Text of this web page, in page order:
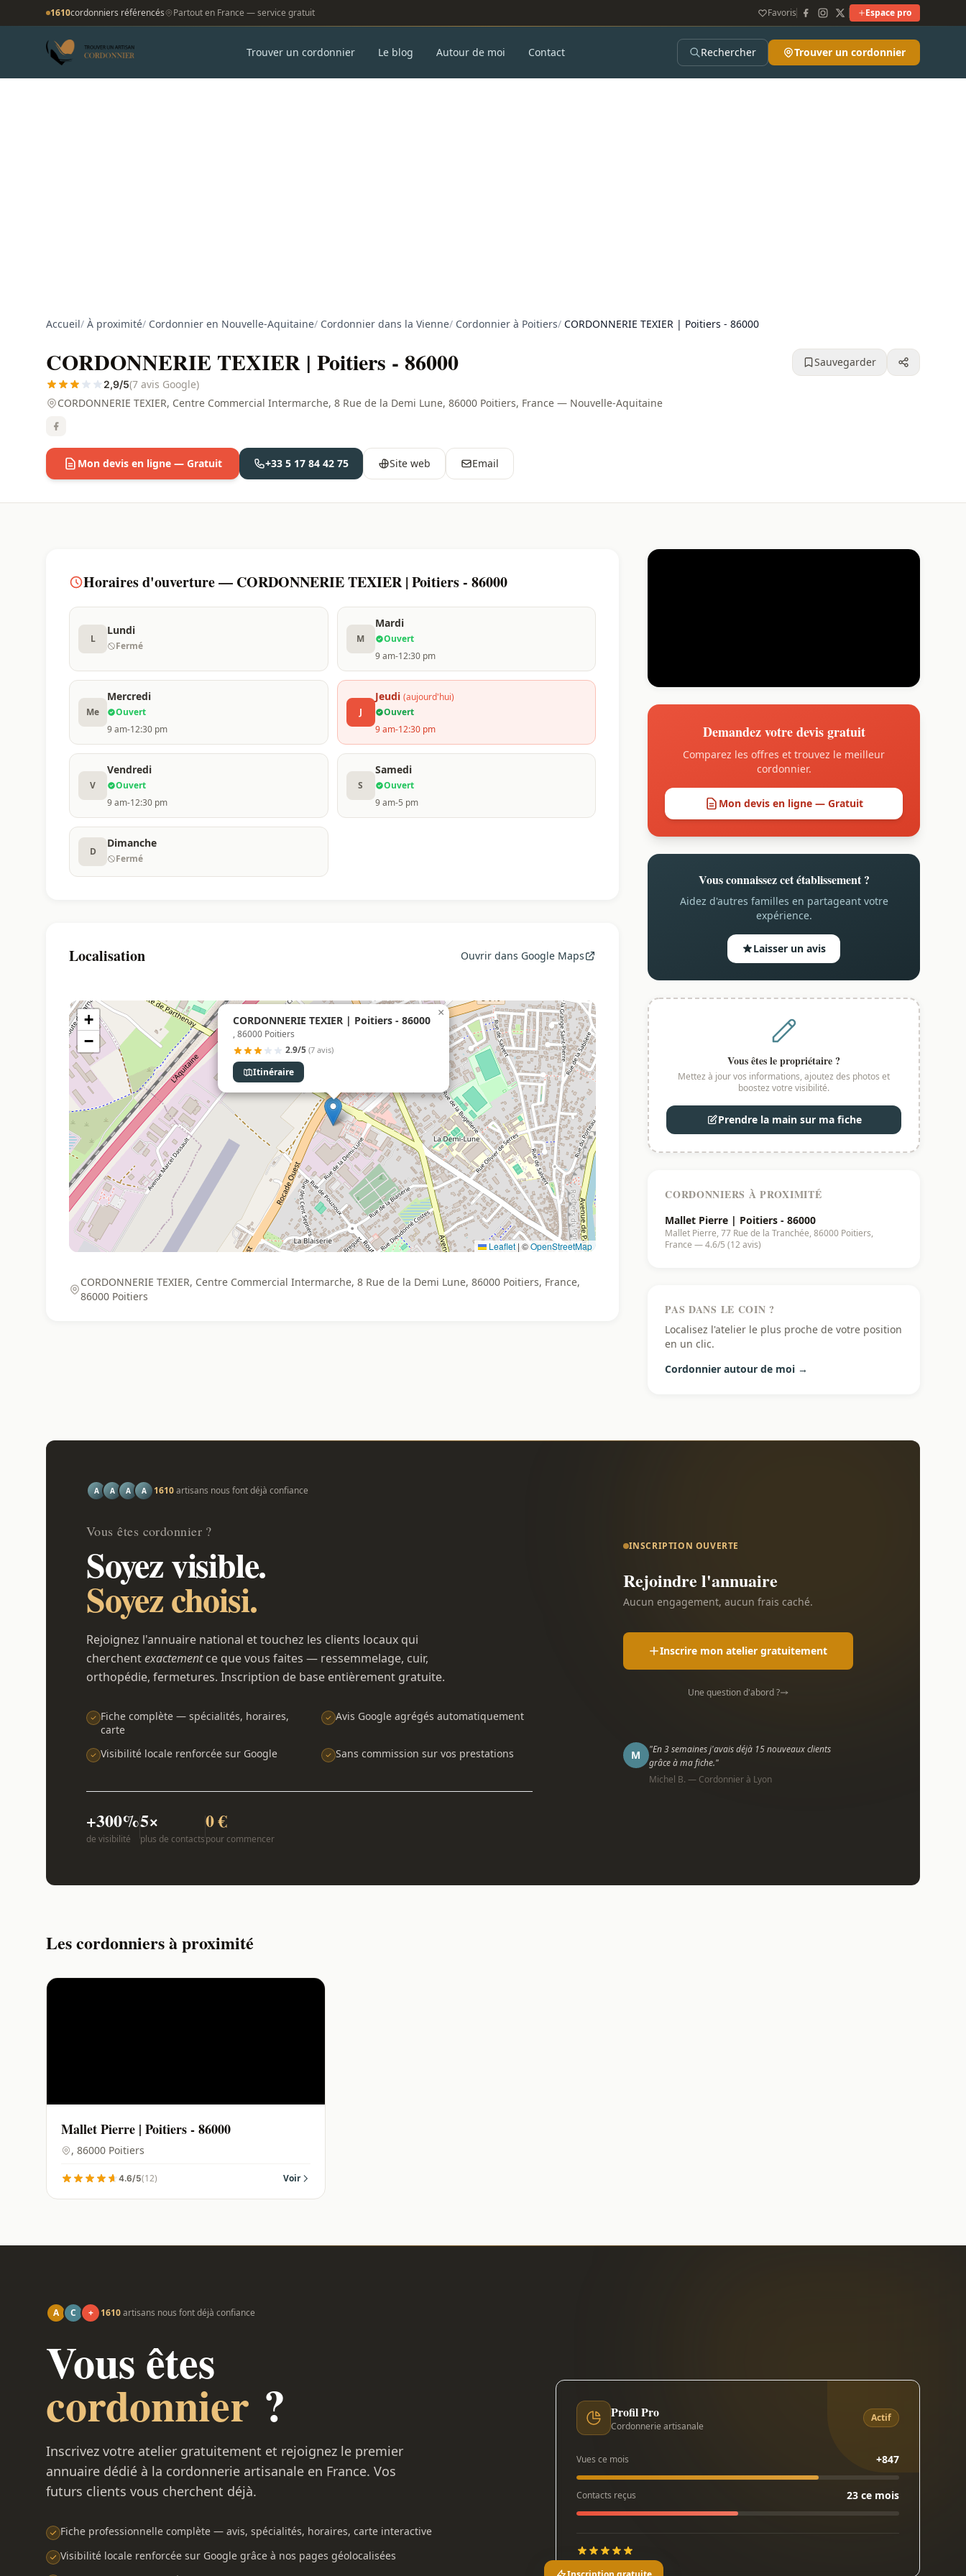
1610cordonniers référencés Partout en France — service gratuit Favoris Espace pro
Trouver un cordonnier Le blog Autour de moi Contact Rechercher Trouver un cordonnier
Accueil/ À proximité/ Cordonnier en Nouvelle-Aquitaine/ Cordonnier dans la Vienne/ Cordonnier à Poitiers/ CORDONNERIE TEXIER | Poitiers - 86000
CORDONNERIE TEXIER | Poitiers - 86000
2,9/5(7 avis Google)
CORDONNERIE TEXIER, Centre Commercial Intermarche, 8 Rue de la Demi Lune, 86000 Poitiers, France — Nouvelle-Aquitaine
Sauvegarder
Mon devis en ligne — Gratuit +33 5 17 84 42 75 Site web Email
Horaires d'ouverture — CORDONNERIE TEXIER | Poitiers - 86000
L
Lundi
Fermé
M
Mardi
Ouvert
9 am-12:30 pm
Me
Mercredi
Ouvert
9 am-12:30 pm
J
Jeudi (aujourd'hui)
Ouvert
9 am-12:30 pm
V
Vendredi
Ouvert
9 am-12:30 pm
S
Samedi
Ouvert
9 am-5 pm
D
Dimanche
Fermé
Localisation Ouvrir dans Google Maps
CORDONNERIE TEXIER | Poitiers - 86000
, 86000 Poitiers
2.9/5 (7 avis)
Itinéraire
×
+
−
Leaflet | ©OpenStreetMap
CORDONNERIE TEXIER, Centre Commercial Intermarche, 8 Rue de la Demi Lune, 86000 Poitiers, France,
86000 Poitiers
Demandez votre devis gratuit
Comparez les offres et trouvez le meilleur
cordonnier.
Mon devis en ligne — Gratuit
Vous connaissez cet établissement ?
Aidez d'autres familles en partageant votre
expérience.
Laisser un avis
Vous êtes le propriétaire ?
Mettez à jour vos informations, ajoutez des photos et
boostez votre visibilité.
Prendre la main sur ma fiche
CORDONNIERS À PROXIMITÉ
Mallet Pierre | Poitiers - 86000
Mallet Pierre, 77 Rue de la Tranchée, 86000 Poitiers,
France — 4.6/5 (12 avis)
PAS DANS LE COIN ?
Localisez l'atelier le plus proche de votre position
en un clic.
Cordonnier autour de moi →
A A A A 1610artisans nous font déjà confiance
Vous êtes cordonnier ?
Soyez visible.
Soyez choisi.
Rejoignez l'annuaire national et touchez les clients locaux qui
cherchentexactementce que vous faites — ressemmelage, cuir,
orthopédie, fermetures. Inscription de base entièrement gratuite.
Fiche complète — spécialités, horaires,
carte
Avis Google agrégés automatiquement
Visibilité locale renforcée sur Google Sans commission sur vos prestations
+300%
de visibilité
5×
plus de contacts
0 €
pour commencer
INSCRIPTION OUVERTE
Rejoindre l'annuaire
Aucun engagement, aucun frais caché.
Inscrire mon atelier gratuitement
Une question d'abord ?
M
"En 3 semaines j'avais déjà 15 nouveaux clients
grâce à ma fiche."
Michel B. — Cordonnier à Lyon
Les cordonniers à proximité
Mallet Pierre | Poitiers - 86000
, 86000 Poitiers
4.6/5(12) Voir
A C + 1610artisans nous font déjà confiance
Vous êtes
cordonnier ?
Inscrivez votre atelier gratuitement et rejoignez le premier
annuaire dédié à la cordonnerie artisanale en France. Vos
futurs clients vous cherchent déjà.
Fiche professionnelle complète — avis, spécialités, horaires, carte interactive
Visibilité locale renforcée sur Google grâce à nos pages géolocalisées
Profil Pro
Cordonnerie artisanale
Actif
Vues ce mois +847
Contacts reçus 23 ce mois